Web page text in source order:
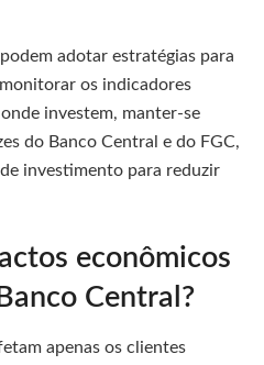
adotar estratégias para
os indicadores
investem, manter-se
do Banco Central e do FGC,
investimento para reduzir
econômicos
Central?
apenas os clientes